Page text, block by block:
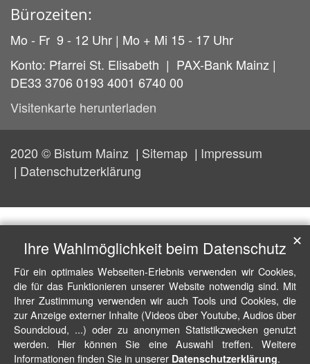
Bürozeiten:
Mo - Fr 9 - 12 Uhr | Mo + Mi 15 - 17 Uhr
Konto: Pfarrei St. Elisabeth | PAX-Bank Mainz |
DE33 3706 0193 4001 6740 00
Visitenkarte herunterladen
2020 © Bistum Mainz Sitemap
Impressum
Datenschutzerklärung
Ihre Wahlmöglichkeit beim Datenschutz
Für ein optimales Webseiten-Erlebnis verwenden wir Cookies,
die für das Funktionieren unserer Website notwendig sind. Mit
Ihrer Zustimmung verwenden wir auch Tools und Cookies, die
zur Anzeige externer Inhalte (Videos über Youtube, Audios über
Soundcloud, ...) oder zu anonymen Statistikzwecken genutzt
werden. Hier können Sie eine Auswahl treffen. Weitere
Informationen finden Sie in unserer Datenschutzerklärung.
✕